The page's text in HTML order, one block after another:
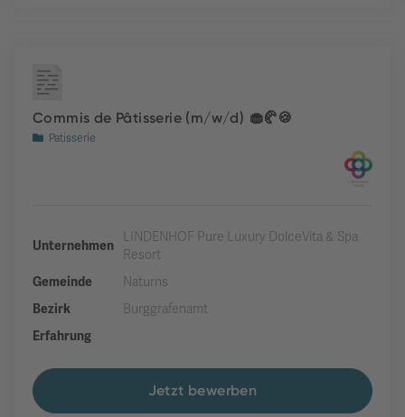
Commis de Pâtisserie (m/w/d) 🧁🥐🍪
Patisserie
Unternehmen
LINDENHOF Pure Luxury DolceVita & Spa
Resort
Gemeinde
Naturns
Bezirk
Burggrafenamt
Erfahrung
Jetzt bewerben